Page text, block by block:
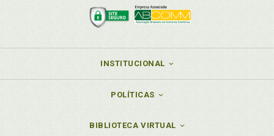
INSTITUCIONAL
POLÍTICAS
BIBLIOTECA VIRTUAL